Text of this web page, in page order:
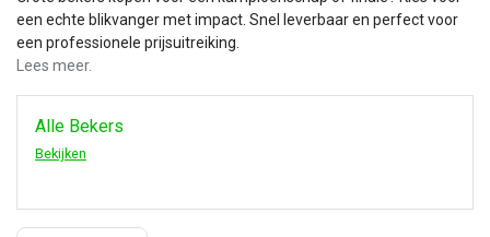
een echte blikvanger met impact. Snel leverbaar en perfect voor
een professionele prijsuitreiking.
Lees meer.
Alle Bekers
Bekijken